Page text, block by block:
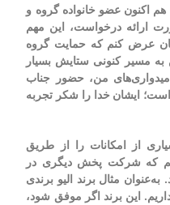
اکنون عضو خانواده گروه و
ارائه درخواست، این مهم
عرض کنم که حمایت گروه
مسیر کنونی ستایش بسیار
من، حضور جناب
ایشان خدا را شکر تجربه
از امکانات را از طریق
که شرکت پخش دیگری در
مثال برند الیو برندی
این برند اگر موفق شود،